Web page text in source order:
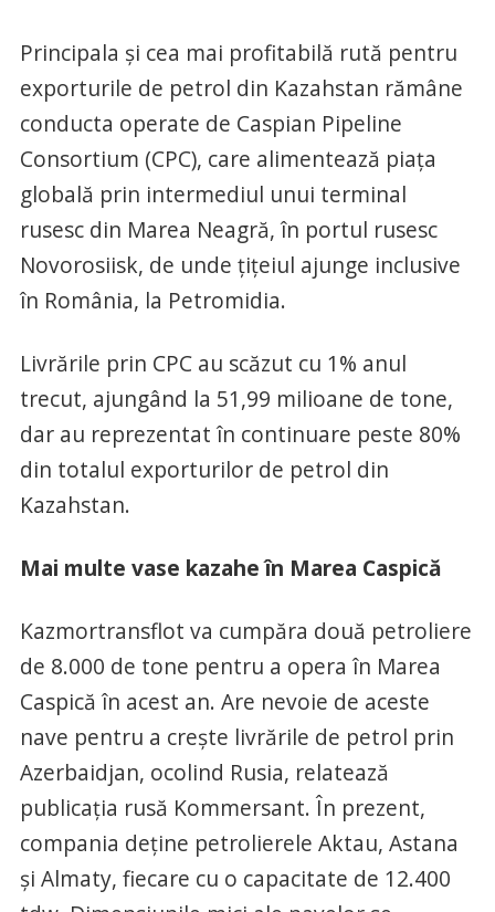
Principala și cea mai profitabilă rută pentru
exporturile de petrol din Kazahstan rămâne
conducta operate de Caspian Pipeline
Consortium (CPC), care alimentează piața
globală prin intermediul unui terminal
rusesc din Marea Neagră, în portul rusesc
Novorosiisk, de unde țițeiul ajunge inclusive
în România, la Petromidia.
Livrările prin CPC au scăzut cu 1% anul
trecut, ajungând la 51,99 milioane de tone,
dar au reprezentat în continuare peste 80%
din totalul exporturilor de petrol din
Kazahstan.
Mai multe vase kazahe în Marea Caspică
Kazmortransflot va cumpăra două petroliere
de 8.000 de tone pentru a opera în Marea
Caspică în acest an. Are nevoie de aceste
nave pentru a crește livrările de petrol prin
Azerbaidjan, ocolind Rusia, relatează
publicația rusă Kommersant. În prezent,
compania deține petrolierele Aktau, Astana
și Almaty, fiecare cu o capacitate de 12.400